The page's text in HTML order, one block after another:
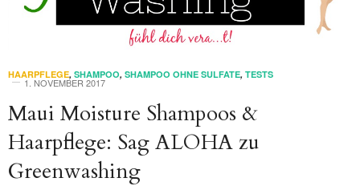
HAARPFLEGE, SHAMPOO, SHAMPOO OHNE SULFATE, TESTS
1. NOVEMBER 2017
Maui Moisture Shampoos &
Haarpflege: Sag ALOHA zu
Greenwashing